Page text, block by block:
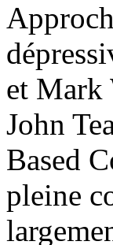
et Mark
John
Based
pleine